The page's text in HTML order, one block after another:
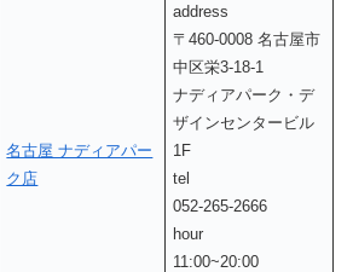
名古屋 ナディアパー
ク店
address
〒460-0008 名古屋市
中区栄3-18-1
ナディアパーク・デ
ザインセンタービル
1F
tel
052-265-2666
hour
11:00~20:00